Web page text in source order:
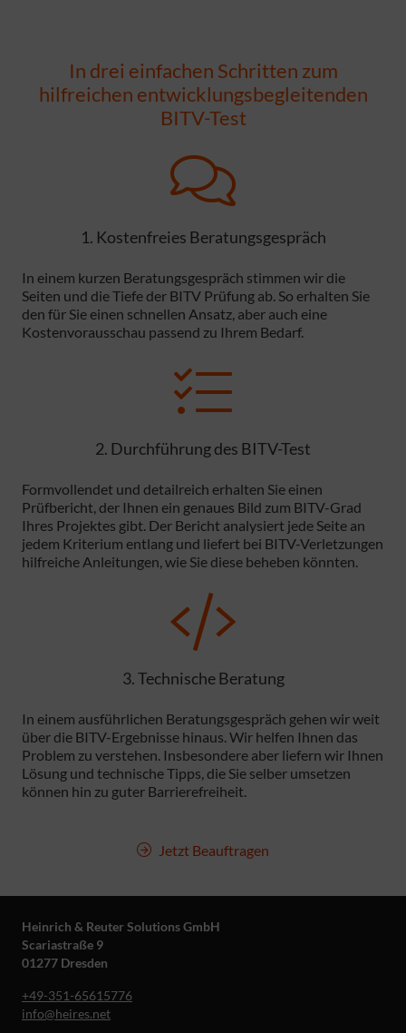
In drei einfachen Schritten zum
hilfreichen entwicklungsbegleitenden
BITV-Test
1. Kostenfreies Beratungsgespräch
In einem kurzen Beratungsgespräch stimmen wir die
Seiten und die Tiefe der BITV Prüfung ab. So erhalten Sie
den für Sie einen schnellen Ansatz, aber auch eine
Kostenvorausschau passend zu Ihrem Bedarf.
2. Durchführung des BITV-Test
Formvollendet und detailreich erhalten Sie einen
Prüfbericht, der Ihnen ein genaues Bild zum BITV-Grad
Ihres Projektes gibt. Der Bericht analysiert jede Seite an
jedem Kriterium entlang und liefert bei BITV-Verletzungen
hilfreiche Anleitungen, wie Sie diese beheben könnten.
3. Technische Beratung
In einem ausführlichen Beratungsgespräch gehen wir weit
über die BITV-Ergebnisse hinaus. Wir helfen Ihnen das
Problem zu verstehen. Insbesondere aber liefern wir Ihnen
Lösung und technische Tipps, die Sie selber umsetzen
können hin zu guter Barrierefreiheit.
Jetzt Beauftragen
Heinrich & Reuter Solutions GmbH
Scariastraße 9
01277 Dresden
+49-351-65615776
info@heires.net